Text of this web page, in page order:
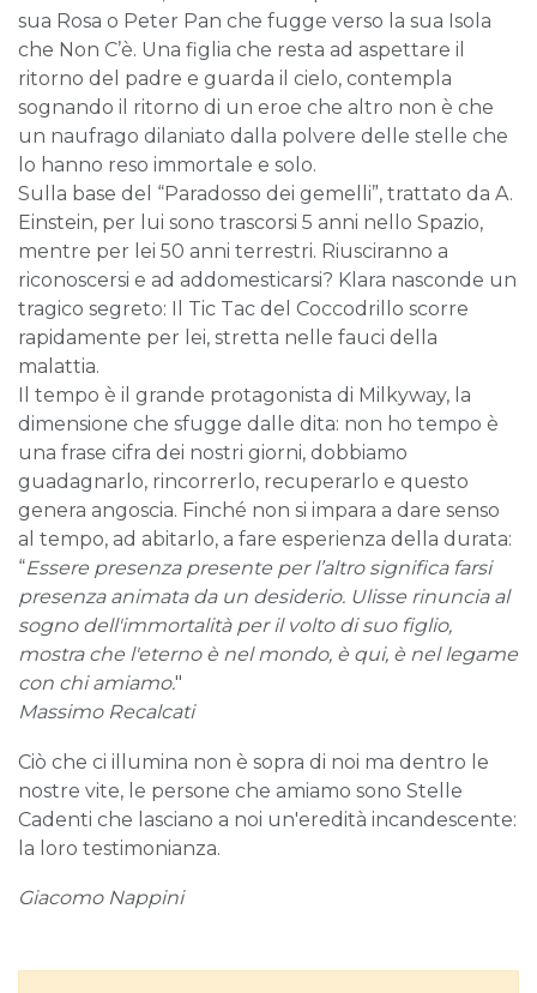
sua Rosa o Peter Pan che fugge verso la sua Isola
che Non C’è. Una figlia che resta ad aspettare il
ritorno del padre e guarda il cielo, contempla
sognando il ritorno di un eroe che altro non è che
un naufrago dilaniato dalla polvere delle stelle che
lo hanno reso immortale e solo.
Sulla base del “Paradosso dei gemelli”, trattato da A.
Einstein, per lui sono trascorsi 5 anni nello Spazio,
mentre per lei 50 anni terrestri. Riusciranno a
riconoscersi e ad addomesticarsi? Klara nasconde un
tragico segreto: Il Tic Tac del Coccodrillo scorre
rapidamente per lei, stretta nelle fauci della
malattia.
Il tempo è il grande protagonista di Milkyway, la
dimensione che sfugge dalle dita: non ho tempo è
una frase cifra dei nostri giorni, dobbiamo
guadagnarlo, rincorrerlo, recuperarlo e questo
genera angoscia. Finché non si impara a dare senso
al tempo, ad abitarlo, a fare esperienza della durata:
“Essere presenza presente per l’altro significa farsi
presenza animata da un desiderio. Ulisse rinuncia al
sogno dell'immortalità per il volto di suo figlio,
mostra che l'eterno è nel mondo, è qui, è nel legame
con chi amiamo."
Massimo Recalcati
Ciò che ci illumina non è sopra di noi ma dentro le
nostre vite, le persone che amiamo sono Stelle
Cadenti che lasciano a noi un'eredità incandescente:
la loro testimonianza.
Giacomo Nappini